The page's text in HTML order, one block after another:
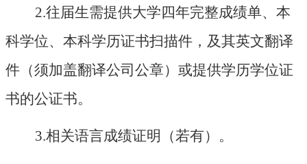
2.往届生需提供大学四年完整成绩单、本
科学位、本科学历证书扫描件，及其英文翻译
件（须加盖翻译公司公章）或提供学历学位证
书的公证书。
3.相关语言成绩证明（若有）。